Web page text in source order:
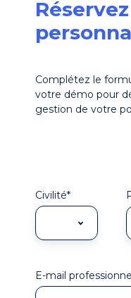
Complétez le
votre démo pour
gestion de votre
Civilité*
E-mail